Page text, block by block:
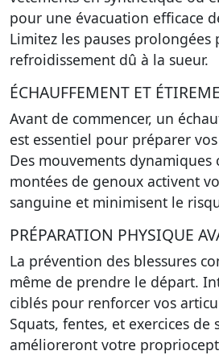
pour une évacuation efficace
Limitez les pauses prolongées
refroidissement dû à la sueur.
ÉCHAUFFEMENT ET
Avant de commencer, un
est essentiel pour préparer
Des mouvements dynamiques
montées de genoux activent
sanguine et minimisent le
PRÉPARATION PHYSIQUE
La prévention des blessures
même de prendre le départ.
ciblés pour renforcer vos
Squats, fentes, et exercices de
amélioreront votre